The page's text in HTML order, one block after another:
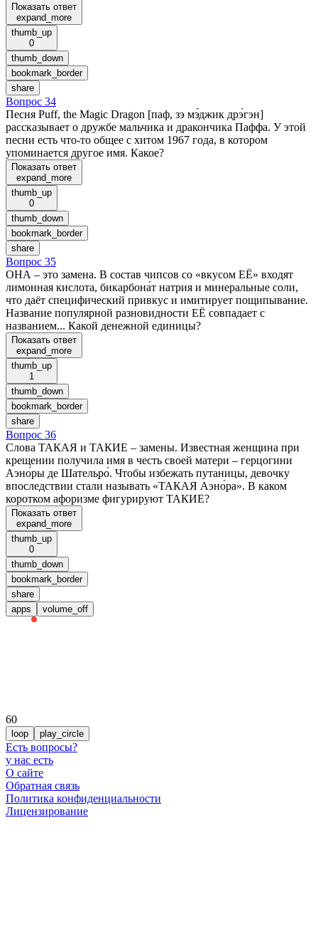
Показать ответ
expand_more
thumb_up
0
thumb_down
bookmark_border
share
Вопрос 34
Песня Puff, the Magic Dragon [паф, зэ мэ́джик дрэ́гэн]
рассказывает о дружбе мальчика и дракончика Паффа. У этой
песни есть что-то общее с хитом 1967 года, в котором
упоминается другое имя. Какое?
Показать ответ
expand_more
thumb_up
0
thumb_down
bookmark_border
share
Вопрос 35
ОНА – это замена. В состав чипсов со «вкусом ЕЁ» входят
лимонная кислота, бикарбона́т натрия и минеральные соли,
что даёт специфический привкус и имитирует пощипывание.
Название популярной разновидности ЕЁ совпадает с
названием... Какой денежной единицы?
Показать ответ
expand_more
thumb_up
1
thumb_down
bookmark_border
share
Вопрос 36
Слова ТАКАЯ и ТАКИЕ – замены. Известная женщина при
крещении получила имя в честь своей матери – герцогини
Аэно́ры де Шательро́. Чтобы избежать путаницы, девочку
впоследствии стали называть «ТАКАЯ Аэно́ра». В каком
коротком афоризме фигурируют ТАКИЕ?
Показать ответ
expand_more
thumb_up
0
thumb_down
bookmark_border
share
apps
volume_off
60
loop play_circle
Есть вопросы?
у нас есть
О сайте
Обратная связь
Политика конфиденциальности
Лицензирование